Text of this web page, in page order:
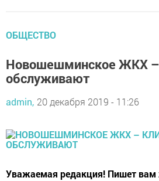
ОБЩЕСТВО
Новошешминское ЖКХ –
обслуживают
admin, 20 декабря 2019 - 11:26
Уважаемая редакция! Пишет вам